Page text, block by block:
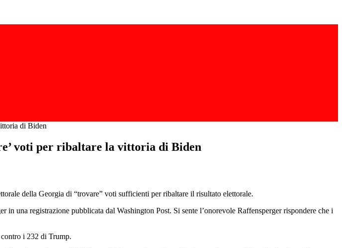
di Biden
voti per ribaltare la vittoria di Biden
della Georgia di “trovare” voti sufficienti per ribaltare il risultato elettorale.
una registrazione pubblicata dal Washington Post. Si sente l’onorevole Raffensperger rispondere che i
i 232 di Trump.